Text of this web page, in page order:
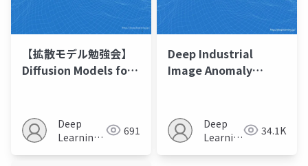
【拡散モデル勉強会】
Diffusion Models for
SurveyDeep
Learning
691
Deep Industrial
Image Anomaly
Deep
Learning
34.1K